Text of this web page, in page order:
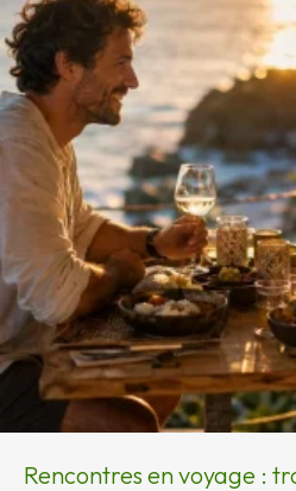
Rencontres en voyage :